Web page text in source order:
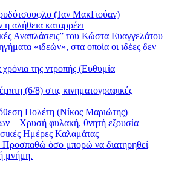
(Ίαν ΜακΓιούαν)
αλήθεια καταρρέει
Αναπλάσεις” του Κώστα Ευαγγελάτου
«ιδεών», στα οποία οι ιδέες δεν
χρόνια της ντροπής (Ευθυμία
(6/8) στις κινηματογραφικές
Πολέτη (Νίκος Μαριώτης)
– Χρυσή φυλακή, θνητή εξουσία
Ημέρες Καλαμάτας
Προσπαθώ όσο μπορώ να διατηρηθεί
μνήμη.